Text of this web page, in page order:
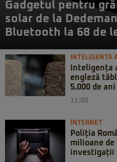
Gadgetul pentru
solar de la
Bluetooth la 68 de
INTELIGENTA
Inteligența
engleză
5.000 de ani
11:00
INTERNET
Poliția
milioane
investigații